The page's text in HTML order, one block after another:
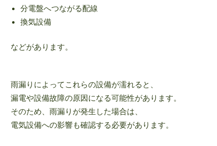
分電盤へつながる配線
換気設備
などがあります。
雨漏りによってこれらの設備が濡れると、
漏電や設備故障の原因になる可能性があります。
そのため、雨漏りが発生した場合は、
電気設備への影響も確認する必要があります。